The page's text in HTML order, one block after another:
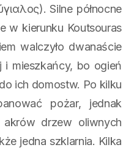
Silne północne
w kierunku Koutsouras
walczyło dwanaście
i mieszkańcy, bo ogień
ich domostw. Po kilku
pożar, jednak
akrów drzew oliwnych
jedna szklarnia. Kilka